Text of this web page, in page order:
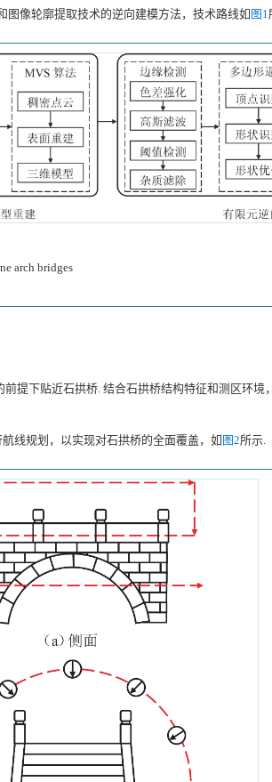
像轮廓提取技术的逆向建模方法，技术路线如 图1
arch bridges
提下贴近石拱桥. 结合石拱桥结构特征和测区环境
线规划，以实现对石拱桥的全面覆盖，如 图2所示.